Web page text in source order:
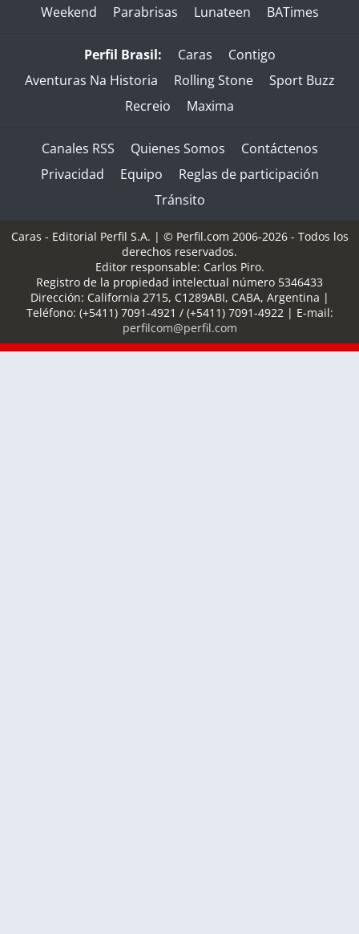
Weekend
Parabrisas Lunateen BATimes
Perfil Brasil: Caras
Contigo
Aventuras Na Historia
Rolling Stone
Sport Buzz
Recreio
Maxima
Canales RSS Quienes Somos
Contáctenos
Privacidad
Equipo
Reglas de participación
Tránsito
Caras - Editorial Perfil S.A. | © Perfil.com 2006-2026 - Todos los
derechos reservados.
Editor responsable: Carlos Piro.
Registro de la propiedad intelectual número 5346433
Dirección: California 2715, C1289ABI, CABA, Argentina |
Teléfono: (+5411) 7091-4921 / (+5411) 7091-4922| E-mail:
perfilcom@perfil.com